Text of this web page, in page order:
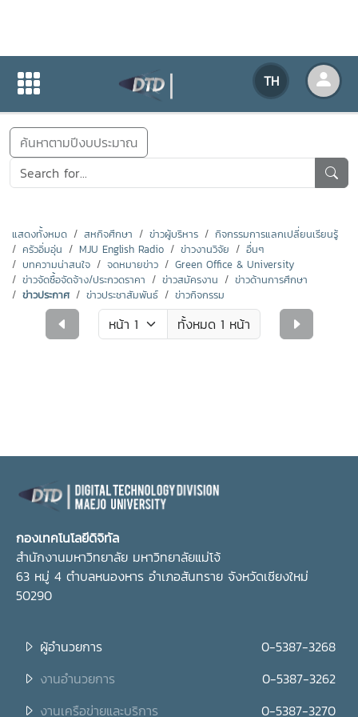
TH
ข่าวสารกิจกรรม
ค้นหาตามปีงบประมาณ
แสดงทั้งหมด สหกิจศึกษา ข่าวผู้บริหาร
กิจกรรมการแลกเปลี่ยนเรียนรู้
ครัวอิ่มอุ่น
MJU English Radio ข่าวงานวิจัย
อื่นๆ
บทความน่าสนใจ
จดหมายข่าว
Green Office & University
ข่าวจัดซื้อจัดจ้าง/ประกวดราคา
ข่าวสมัครงาน
ข่าวด้านการศึกษา
ข่าวประกาศ
ข่าวประชาสัมพันธ์ ข่าวกิจกรรม
ทั้งหมด 1 หน้า
กองเทคโนโลยีดิจิทัล
สำนักงานมหาวิทยาลัย มหาวิทยาลัยแม่โจ้
63 หมู่ 4 ตำบลหนองหาร อำเภอสันทราย จังหวัดเชียงใหม่
50290
ผู้อำนวยการ
0-5387-3268
งานอำนวยการ
0-5387-3262
งานเครือข่ายและบริการ
0-5387-3270